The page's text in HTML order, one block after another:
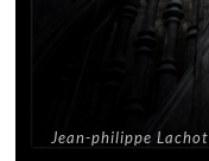
Jean-philippe Lachot